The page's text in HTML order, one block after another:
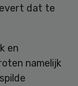
dat te
en
namelijk